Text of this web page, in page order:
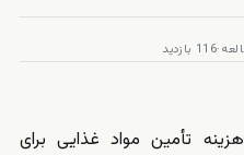
·116 بازدید
تأمین مواد غذایی برای